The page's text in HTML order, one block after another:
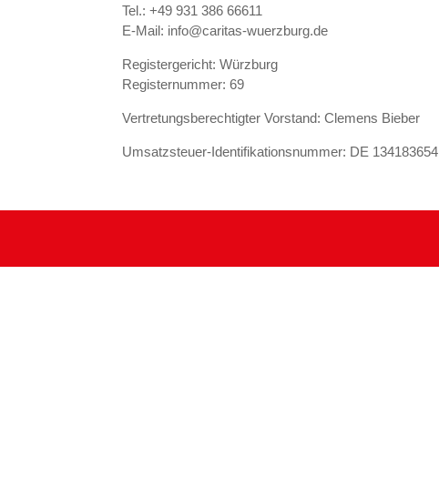
Tel.: +49 931 386 66611
E-Mail: info@caritas-wuerzburg.de
Registergericht: Würzburg
Registernummer: 69
Vertretungsberechtigter Vorstand: Clemens Bieber
Umsatzsteuer-Identifikationsnummer: DE 134183654